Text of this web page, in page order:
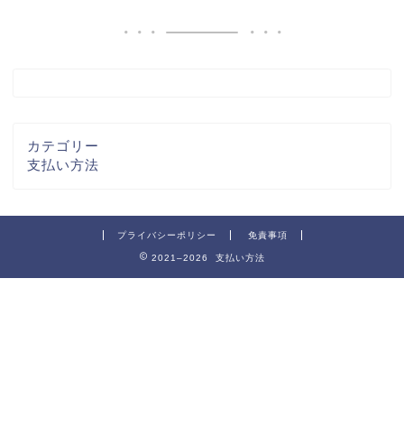
カテゴリー
支払い方法
プライバシーポリシー 免責事項
2021–2026 支払い方法